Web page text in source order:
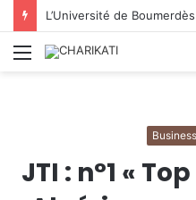
Menu
Business
JTI : n°1 «